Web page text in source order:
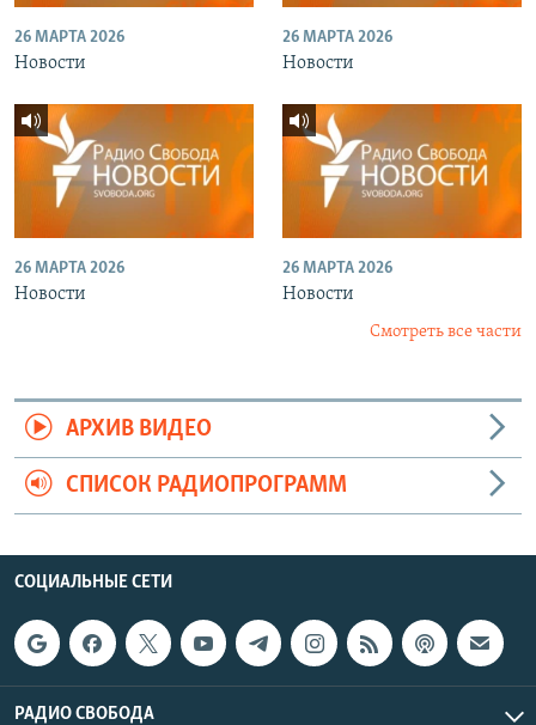
26 МАРТА 2026
Новости
26 МАРТА 2026
Новости
26 МАРТА 2026
Новости
26 МАРТА 2026
Новости
Смотреть все части
АРХИВ ВИДЕО
СПИСОК РАДИОПРОГРАММ
СОЦИАЛЬНЫЕ СЕТИ
РАДИО СВОБОДА